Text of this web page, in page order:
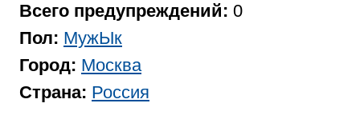
Всего предупреждений: 0
Пол: МужЫк
Город: Москва
Страна: Россия